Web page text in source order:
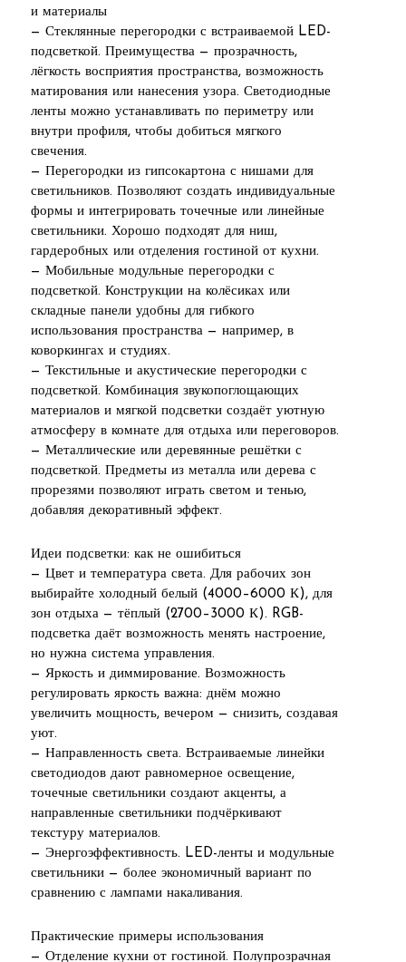
и материалы
— Стеклянные перегородки с встраиваемой LED-
подсветкой. Преимущества — прозрачность,
лёгкость восприятия пространства, возможность
матирования или нанесения узора. Светодиодные
ленты можно устанавливать по периметру или
внутри профиля, чтобы добиться мягкого
свечения.
— Перегородки из гипсокартона с нишами для
светильников. Позволяют создать индивидуальные
формы и интегрировать точечные или линейные
светильники. Хорошо подходят для ниш,
гардеробных или отделения гостиной от кухни.
— Мобильные модульные перегородки с
подсветкой. Конструкции на колёсиках или
складные панели удобны для гибкого
использования пространства — например, в
коворкингах и студиях.
— Текстильные и акустические перегородки с
подсветкой. Комбинация звукопоглощающих
материалов и мягкой подсветки создаёт уютную
атмосферу в комнате для отдыха или переговоров.
— Металлические или деревянные решётки с
подсветкой. Предметы из металла или дерева с
прорезями позволяют играть светом и тенью,
добавляя декоративный эффект.
Идеи подсветки: как не ошибиться
— Цвет и температура света. Для рабочих зон
выбирайте холодный белый (4000–6000 К), для
зон отдыха — тёплый (2700–3000 К). RGB-
подсветка даёт возможность менять настроение,
но нужна система управления.
— Яркость и диммирование. Возможность
регулировать яркость важна: днём можно
увеличить мощность, вечером — снизить, создавая
уют.
— Направленность света. Встраиваемые линейки
светодиодов дают равномерное освещение,
точечные светильники создают акценты, а
направленные светильники подчёркивают
текстуру материалов.
— Энергоэффективность. LED-ленты и модульные
светильники — более экономичный вариант по
сравнению с лампами накаливания.
Практические примеры использования
— Отделение кухни от гостиной. Полупрозрачная